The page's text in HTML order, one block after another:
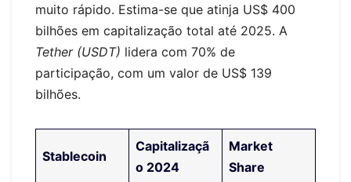
muito rápido. Estima-se que atinja US$ 400
bilhões em capitalização total até 2025. A
Tether (USDT) lidera com 70% de
participação, com um valor de US$ 139
bilhões.
Stablecoin
Capitalizaçã
o 2024
Market
Share